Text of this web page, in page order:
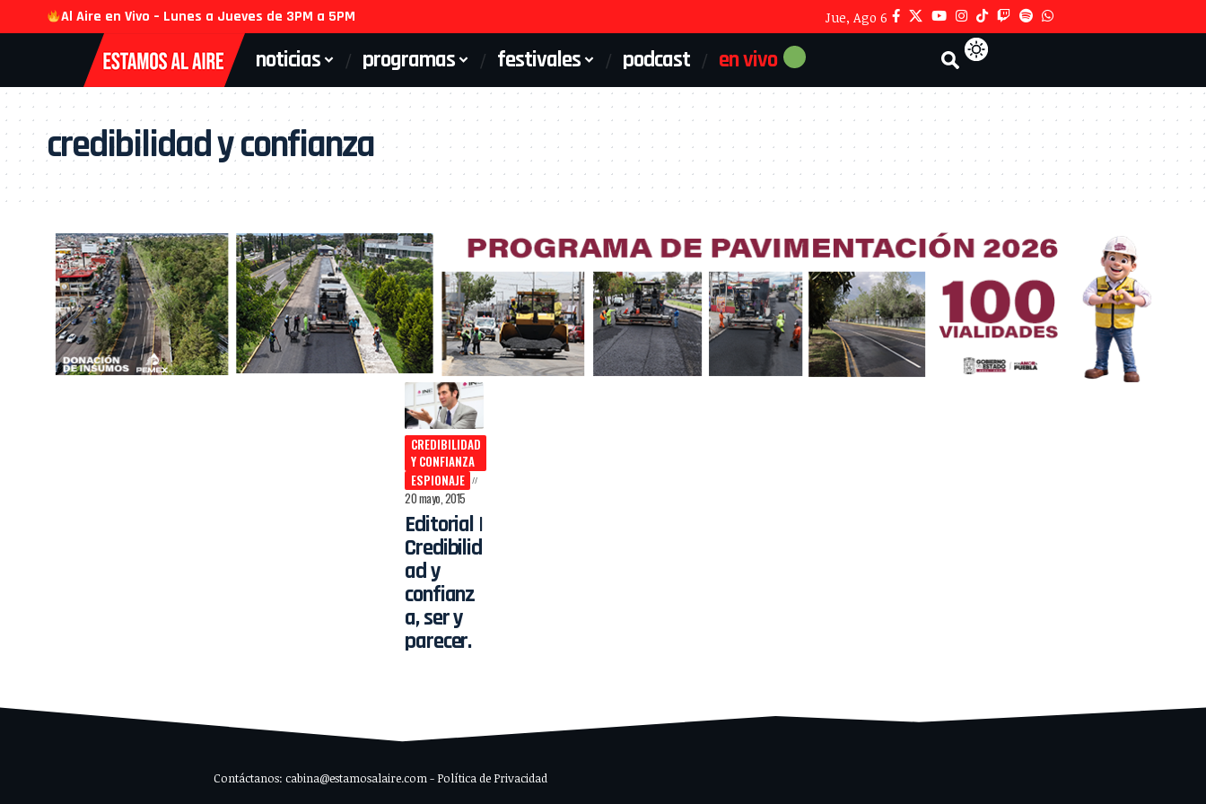
Al Aire en Vivo – Lunes a Jueves de 3PM a 5PM Jue, Ago 6
noticias programas festivales podcast en vivo
credibilidad y confianza
CREDIBILIDAD
Y CONFIANZA
ESPIONAJE
20 mayo, 2015
Editorial |
Credibilid
ad y
confianz
a, ser y
parecer.
Contáctanos: cabina@estamosalaire.com - Política de Privacidad